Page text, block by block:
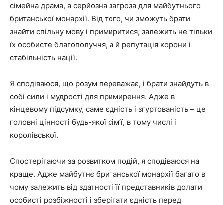
сімейна драма, а серйозна загроза для майбутнього
британської монархії. Від того, чи зможуть брати
знайти спільну мову і примиритися, залежить не тільки
їх особисте благополуччя, а й репутація корони і
стабільність нації.
Я сподіваюся, що розум переважає, і брати знайдуть в
собі сили і мудрості для примирення. Адже в
кінцевому підсумку, саме єдність і згуртованість – це
головні цінності будь-якої сім’ї, в тому числі і
королівської.
Спостерігаючи за розвитком подій, я сподіваюся на
краще. Адже майбутнє британської монархії багато в
чому залежить від здатності її представників долати
особисті розбіжності і зберігати єдність перед